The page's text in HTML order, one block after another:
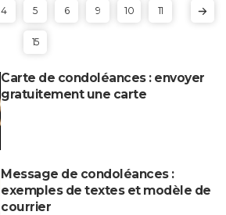
4 5 6 9 10 11
15
Carte de condoléances : envoyer
gratuitement une carte
Message de condoléances :
exemples de textes et modèle de
courrier